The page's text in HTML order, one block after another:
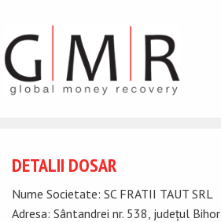
DETALII DOSAR
Nume Societate: SC FRATII TAUT SRL
Adresa: Sântandrei nr. 538, județul Bihor